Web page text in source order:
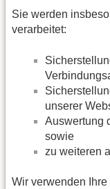
Sie werden
verarbeitet:
unserer
Auswertung
sowie
zu weiteren
Wir verwenden